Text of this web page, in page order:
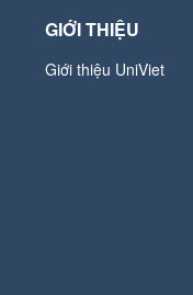
GIỚI THIỆU
Giới thiệu UniViet